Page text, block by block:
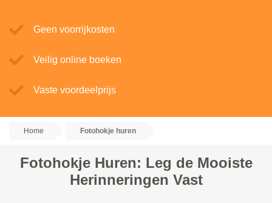
Geen voorrijkosten
Veilig online boeken
Vaste voordeelprijs
Home Fotohokje huren
Fotohokje Huren: Leg de Mooiste
Herinneringen Vast